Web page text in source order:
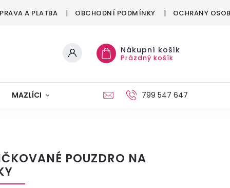
A PLATBA OBCHODNÍ PODMÍNKY OCHRANY
Nákupní košík
Prázdný košík
MAZLÍCI VÁNOCE799 547 647
POUZDRO NA